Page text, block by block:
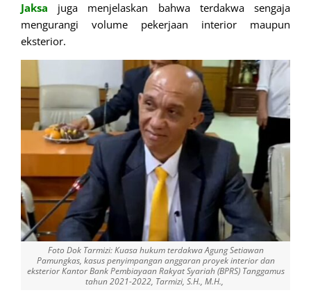
Jaksa juga menjelaskan bahwa terdakwa sengaja
mengurangi volume pekerjaan interior maupun
eksterior.
Foto Dok Tarmizi: Kuasa hukum terdakwa Agung Setiawan
Pamungkas, kasus penyimpangan anggaran proyek interior dan
eksterior Kantor Bank Pembiayaan Rakyat Syariah (BPRS) Tanggamus
tahun 2021-2022, Tarmizi, S.H., M.H.,